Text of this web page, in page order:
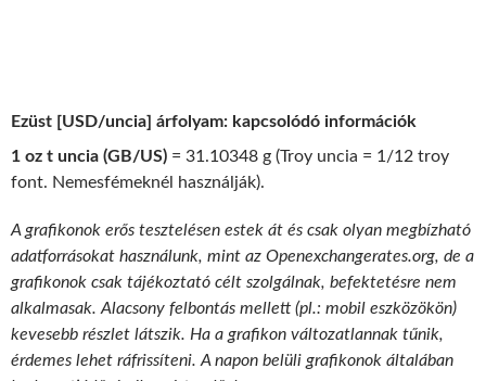
Ezüst [USD/uncia] árfolyam: kapcsolódó információk
1 oz t uncia (GB/US) = 31.10348 g (Troy uncia = 1/12 troy
font. Nemesfémeknél használják).
A grafikonok erős tesztelésen estek át és csak olyan megbízható
adatforrásokat használunk, mint az Openexchangerates.org, de a
grafikonok csak tájékoztató célt szolgálnak, befektetésre nem
alkalmasak. Alacsony felbontás mellett (pl.: mobil eszközökön)
kevesebb részlet látszik. Ha a grafikon változatlannak tűnik,
érdemes lehet ráfrissíteni. A napon belüli grafikonok általában